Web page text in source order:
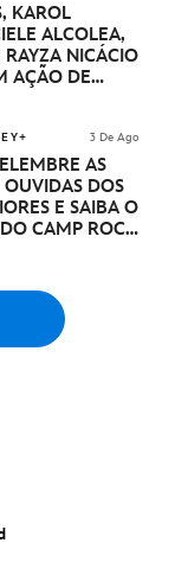
KAROL
ALCOLEA,
RAYZA NICÁCIO
AÇÃO DE
3 De Ago
AS
DOS
E SAIBA O
CAMP ROCK